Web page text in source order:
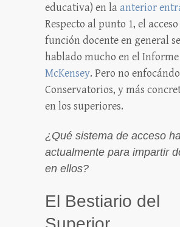
educativa) en la anterior
Respecto al punto 1, el
función docente en general
hablado mucho en el Informe
McKensey. Pero no
Conservatorios, y más
en los superiores.
¿Qué sistema de acceso
actualmente para impartir
en ellos?
El Bestiario del